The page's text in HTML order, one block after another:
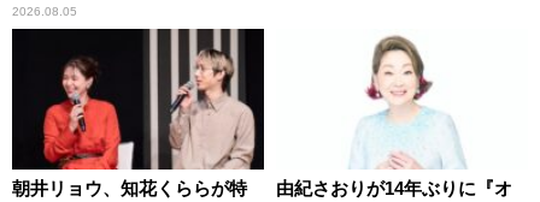
わりパーソナリティ
2026.08.05
朝井リョウ、知花くららが特
由紀さおりが14年ぶりに『オ